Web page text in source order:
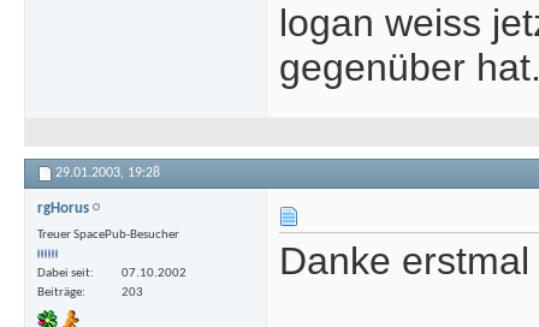
logan weiss
gegenüber
29.01.2003, 19:28
rgHorus
Treuer SpacePub-Besucher
Dabei seit
07.10.2002
Beiträge
203
Danke